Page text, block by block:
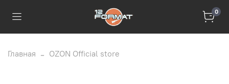
0
Главная OZON Official store